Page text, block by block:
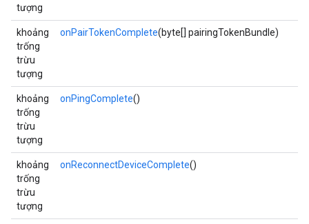
tượng
khoảng
trống
trừu
tượng
onPairTokenComplete(byte[] pairingTokenBundle)
khoảng
trống
trừu
tượng
onPingComplete()
khoảng
trống
trừu
tượng
onReconnectDeviceComplete()